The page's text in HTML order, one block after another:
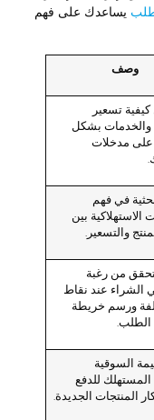
يساعدك على فهم
وصف
تسعير
بشكل
مدخلات
في فهم
بين
والتسعير.
من رغبة
الشراء عند نقاط
ورسم خريطة
السوقية
للدفع
المنتجات الجديدة.